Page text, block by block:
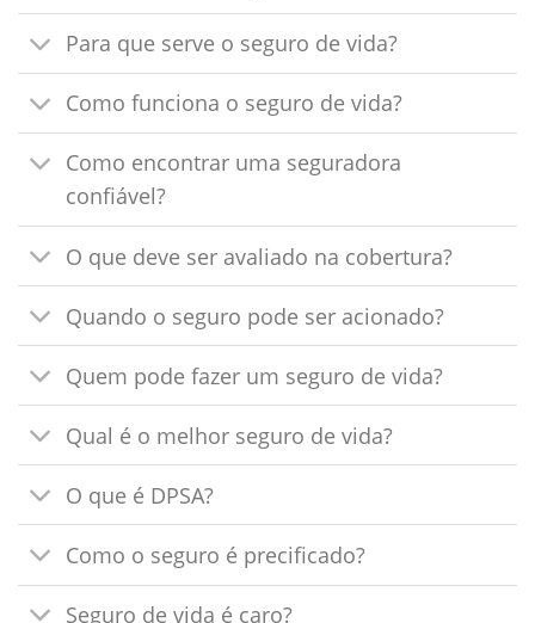
Para que serve o seguro de vida?
Como funciona o seguro de vida?
Como encontrar uma seguradora
confiável?
O que deve ser avaliado na cobertura?
Quando o seguro pode ser acionado?
Quem pode fazer um seguro de vida?
Qual é o melhor seguro de vida?
O que é DPSA?
Como o seguro é precificado?
Seguro de vida é caro?